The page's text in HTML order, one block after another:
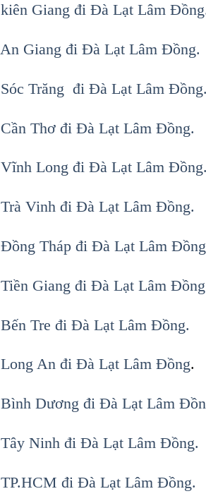
Giang đi Đà Lạt Lâm
Giang đi Đà Lạt Lâm Đồng.
Trăng đi Đà Lạt Lâm Đồng.
Thơ đi Đà Lạt Lâm Đồng.
Long đi Đà Lạt Lâm Đồng.
Vinh đi Đà Lạt Lâm Đồng.
Tháp đi Đà Lạt Lâm
Giang đi Đà Lạt Lâm
Tre đi Đà Lạt Lâm Đồng.
An đi Đà Lạt Lâm Đồng.
Dương đi Đà Lạt Lâm
Ninh đi Đà Lạt Lâm Đồng.
đi Đà Lạt Lâm Đồng.